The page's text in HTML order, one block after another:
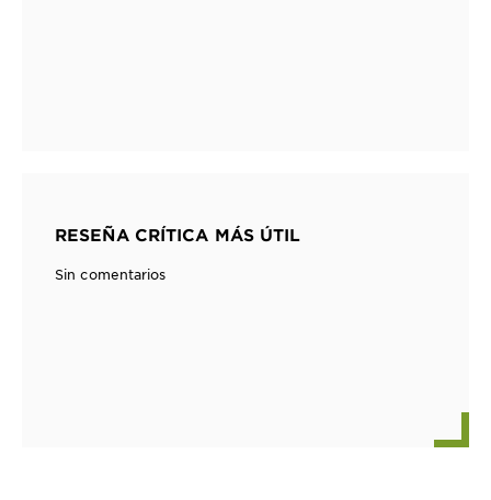
RESEÑA CRÍTICA MÁS ÚTIL
Sin comentarios